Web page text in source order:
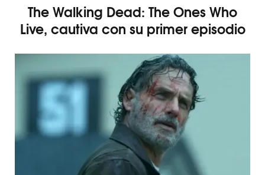
The Walking Dead: The Ones Who
Live, cautiva con su primer episodio